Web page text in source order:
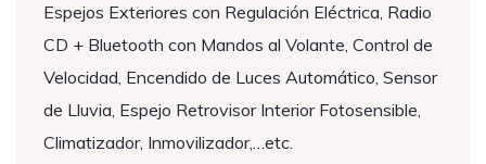
Espejos Exteriores con Regulación Eléctrica, Radio
CD + Bluetooth con Mandos al Volante, Control de
Velocidad, Encendido de Luces Automático, Sensor
de Lluvia, Espejo Retrovisor Interior Fotosensible,
Climatizador, Inmovilizador,…etc.